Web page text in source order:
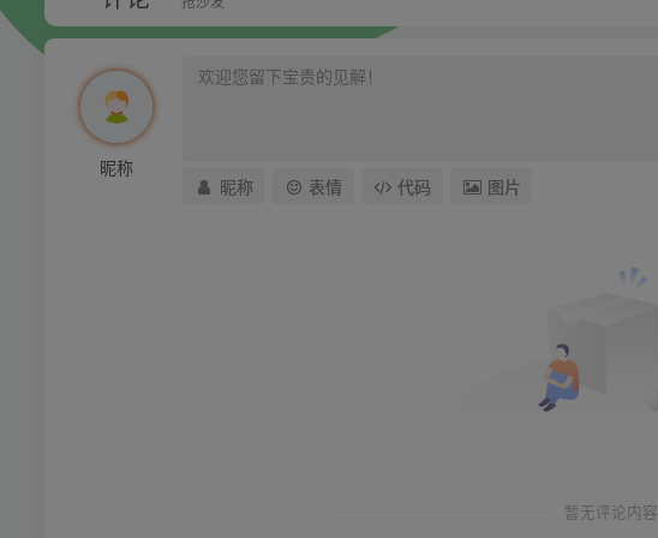
昵称
昵称 表情 代码 图片
暂无评论内容